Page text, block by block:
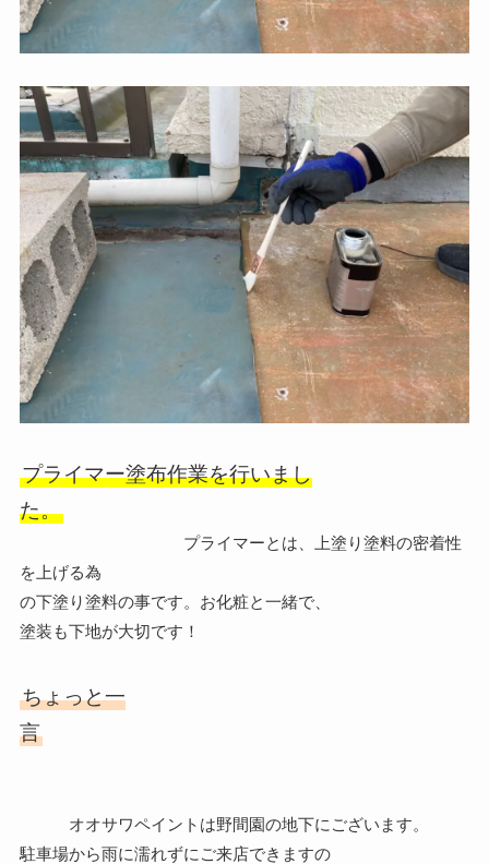
プライマー塗布作業を行いまし
た。
プライマーとは、上塗り塗料の密着性
を上げる為
の下塗り塗料の事です。お化粧と一緒で、
塗装も下地が大切です！
ちょっと一
言
オオサワペイントは野間園の地下にございます。
駐車場から雨に濡れずにご来店できますの